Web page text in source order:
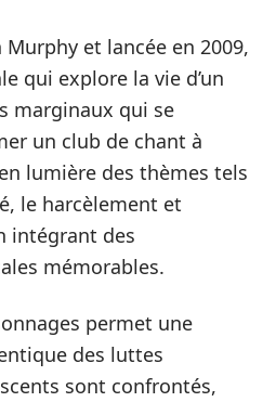
Murphy et lancée en 2009,
qui explore la vie d’un
marginaux qui se
un club de chant à
lumière des thèmes tels
le harcèlement et
intégrant des
mémorables.
permet une
des luttes
sont confrontés,